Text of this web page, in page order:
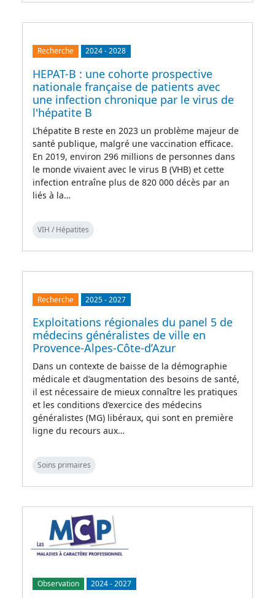
Recherche 2024-2028
HEPAT-B : une cohorte prospective
nationale française de patients avec
une infection chronique par le virus de
l'hépatite B
L’hépatite B reste en 2023 un problème majeur de
santé publique, malgré une vaccination efficace.
En 2019, environ 296 millions de personnes dans
le monde vivaient avec le virus B (VHB) et cette
infection entraîne plus de 820 000 décès par an
liés à la…
VIH / Hépatites
Recherche 2025-2027
Exploitations régionales du panel 5 de
médecins généralistes de ville en
Provence-Alpes-Côte-d’Azur
Dans un contexte de baisse de la démographie
médicale et d’augmentation des besoins de santé,
il est nécessaire de mieux connaître les pratiques
et les conditions d’exercice des médecins
généralistes (MG) libéraux, qui sont en première
ligne du recours aux…
Soins primaires
Observation 2024-2027